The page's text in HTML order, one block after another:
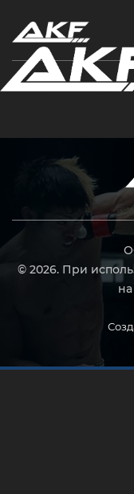
© 2026. При
Нажмите Enter для